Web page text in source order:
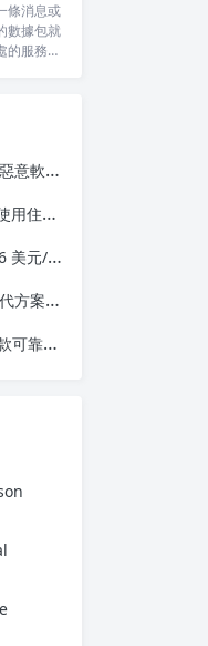
條消息或
數據包就
的服務器
騙指南
解決
1.58 美元
瀏覽體驗
代方案